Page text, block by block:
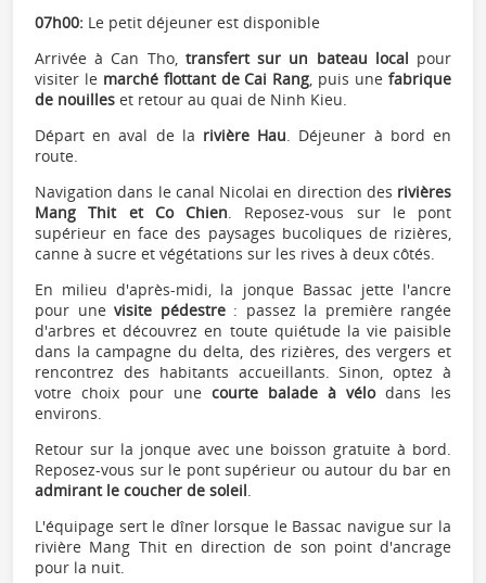
07h00: Le petit déjeuner est disponible
Arrivée à Can Tho, transfert sur un bateau local pour
visiter le marché flottant de Cai Rang, puis une fabrique
de nouilles et retour au quai de Ninh Kieu.
Départ en aval de la rivière Hau. Déjeuner à bord en
route.
Navigation dans le canal Nicolai en direction des rivières
Mang Thit et Co Chien. Reposez-vous sur le pont
supérieur en face des paysages bucoliques de rizières,
canne à sucre et végétations sur les rives à deux côtés.
En milieu d'après-midi, la jonque Bassac jette l'ancre
pour une visite pédestre: passez la première rangée
d'arbres et découvrez en toute quiétude la vie paisible
dans la campagne du delta, des rizières, des vergers et
rencontrez des habitants accueillants. Sinon, optez à
votre choix pour une courte balade à vélodans les
environs.
Retour sur la jonque avec une boisson gratuite à bord.
Reposez-vous sur le pont supérieur ou autour du bar en
admirant le coucher de soleil.
L'équipage sert le dîner lorsque le Bassac navigue sur la
rivière Mang Thit en direction de son point d'ancrage
pour la nuit.